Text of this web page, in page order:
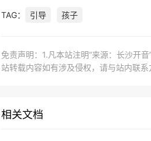
TAG： 引导 孩子
免责声明：1.凡本站注明“来源：长沙开
站转载内容如有涉及侵权，请与站内联系
相关文档